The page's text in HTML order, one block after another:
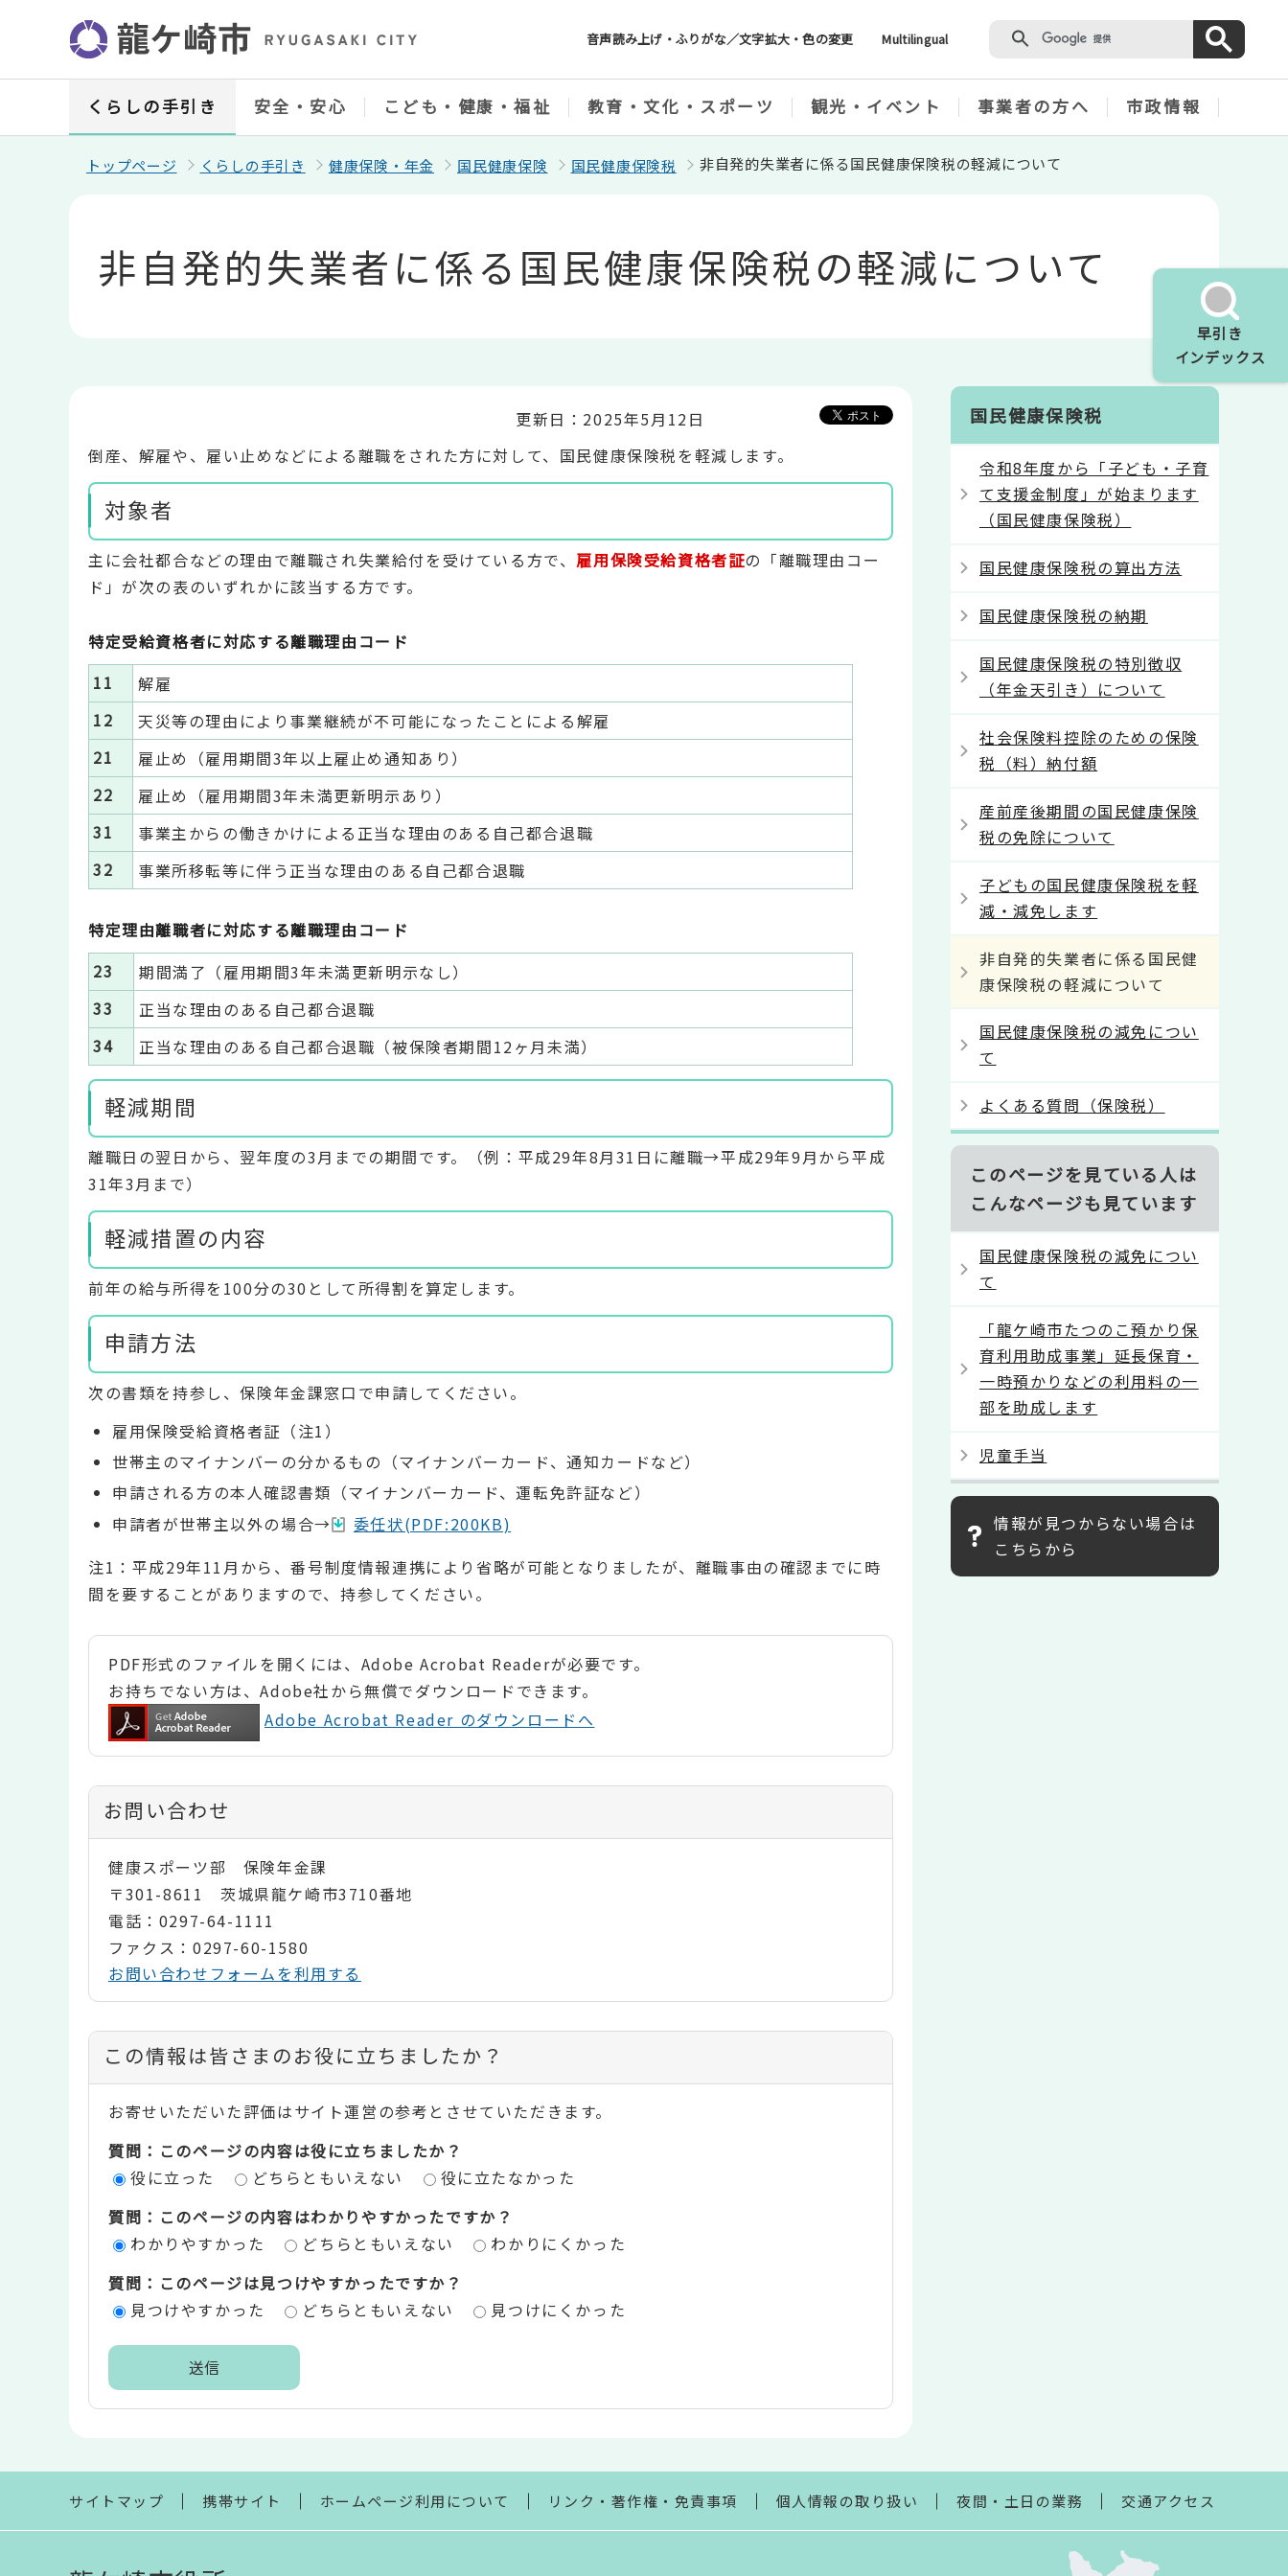
ジ
音声読み上げ・ふりがな／文字拡大・色の変更 Multilingual
早引き
インデックス
くらしの手引き 安全・安心 こども・健康・福祉 教育・文化・スポーツ 観光・イベント 事業者の方へ 市政情報
トップページ くらしの手引き 健康保険・年金 国民健康保険 国民健康保険税 非自発的失業者に係る国民健康保険税の軽減について
非自発的失業者に係る国民健康保険税の軽減について
更新日：2025年5月12日
倒産、解雇や、雇い止めなどによる離職をされた方に対して、国民健康保険税を軽減します。
対象者
主に会社都合などの理由で離職され失業給付を受けている方で、 雇用保険受給資格者証の「離職理由コー
ド」が次の表のいずれかに該当する方です。
特定受給資格者に対応する離職理由コード
11
解雇
12
天災等の理由により事業継続が不可能になったことによる解雇
21
雇止め（雇用期間3年以上雇止め通知あり）
22
雇止め（雇用期間3年未満更新明示あり）
31
事業主からの働きかけによる正当な理由のある自己都合退職
32
事業所移転等に伴う正当な理由のある自己都合退職
特定理由離職者に対応する離職理由コード
23
期間満了（雇用期間3年未満更新明示なし）
33
正当な理由のある自己都合退職
34
正当な理由のある自己都合退職（被保険者期間12ヶ月未満）
軽減期間
離職日の翌日から、翌年度の3月までの期間です。（例：平成29年8月31日に離職→平成29年9月から平成
31年3月まで）
軽減措置の内容
前年の給与所得を100分の30として所得割を算定します。
申請方法
次の書類を持参し、保険年金課窓口で申請してください。
雇用保険受給資格者証（注1）
世帯主のマイナンバーの分かるもの（マイナンバーカード、通知カードなど）
申請される方の本人確認書類（マイナンバーカード、運転免許証など）
申請者が世帯主以外の場合→
委任状(PDF:200KB)
注1：平成29年11月から、番号制度情報連携により省略が可能となりましたが、離職事由の確認までに時
間を要することがありますので、持参してください。
PDF形式のファイルを開くには、Adobe Acrobat Readerが必要です。
お持ちでない方は、Adobe社から無償でダウンロードできます。
Adobe Acrobat Reader のダウンロードへ
お問い合わせ
健康スポーツ部 保険年金課
〒301-8611 茨城県龍ケ崎市3710番地
電話：0297-64-1111
ファクス：0297-60-1580
お問い合わせフォームを利用する
コ
ン
テ
ン
評
エ
この情報は皆さまのお役に立ちましたか？
お寄せいただいた評価はサイト運営の参考とさせていただきます。
質問：このページの内容は役に立ちましたか？
役に立った
どちらともいえない
役に立たなかった
質問：このページの内容はわかりやすかったですか？
わかりやすかった
どちらともいえない
わかりにくかった
質問：このページは見つけやすかったですか？
見つけやすかった
どちらともいえない 見つけにくかった
ま
国民健康保険税
令和8年度から「子ども・子育
て支援金制度」が始まります
（国民健康保険税）
国民健康保険税の算出方法
国民健康保険税の納期
国民健康保険税の特別徴収
（年金天引き）について
社会保険料控除のための保険
税（料）納付額
産前産後期間の国民健康保険
税の免除について
子どもの国民健康保険税を軽
減・減免します
非自発的失業者に係る国民健
康保険税の軽減について
国民健康保険税の減免につい
て
よくある質問（保険税）
このページを見ている人は
こんなページも見ています
国民健康保険税の減免につい
て
「龍ケ崎市たつのこ預かり保
育利用助成事業」延長保育・
一時預かりなどの利用料の一
部を助成します
児童手当
情報が見つからない場合は
こちらから
サイトマップ 携帯サイト ホームページ利用について リンク・著作権・免責事項 個人情報の取り扱い 夜間・土日の業務 交通アクセス